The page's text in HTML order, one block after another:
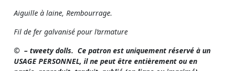
Aiguille à laine, Rembourrage.
Fil de fer galvanisé pour l’armature
© – tweety dolls. Ce patron est uniquement réservé à un
USAGE PERSONNEL, il ne peut être entièrement ou en